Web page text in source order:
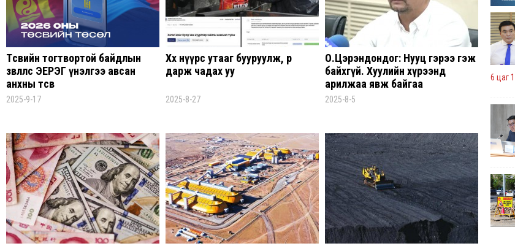
Төсвийн тогтвортой байдлын
зөвлөлөөс ЭЕРЭГ үнэлгээ авсан
анхны төсөв
2025-9-17
Хөх нүүрс утааг бууруулж, өр
дарж чадах уу
2025-8-27
О.Цэрэндондог: Нууц гэрээ гэж
байхгүй. Хуулийн хүрээнд
арилжаа явж байгаа
2025-8-5
6 цаг